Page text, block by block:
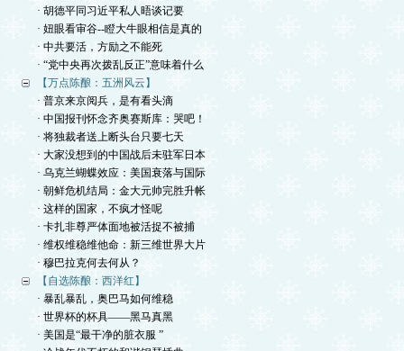
· 胡德平同习近平私人晤谈记要
· 妞眼看审谷--瞪大牛眼相信是真的
· 中共要活，方励之不能死
· “党中央再次拨乱反正”意味着什么
【万点陈酿：五洲风云】
· 普京来京阅兵，是有看头滴
· 中国报刊怀念齐奥赛斯库：哭吧！
· 将独裁者送上断头台只要七天
· 大家没想到的中国战后未驻军日本
· 乌克兰蝴蝶效应：美国衰落与国际
· 朝鲜危机结局：金大元帅完胜升帐
· 这样的国家，不疯才怪呢
· 卡扎非尊严体面地被活捉不被捕
· 维权维稳维他命：新三维世界大片
· 穆巴拉克何去何从？
【自选陈酿：西洋红】
· 暴乱暴乱，奥巴马如何维稳
· 世界杯的杯具——黑马真黑
· 美国是“最干净的脏衣服 ”